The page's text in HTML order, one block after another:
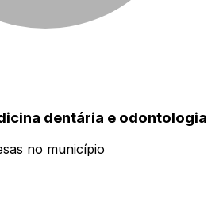
dentária e odontologia
no município